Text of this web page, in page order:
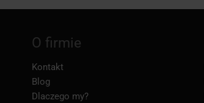
O firmie
Kontakt
Blog
Dlaczego my?